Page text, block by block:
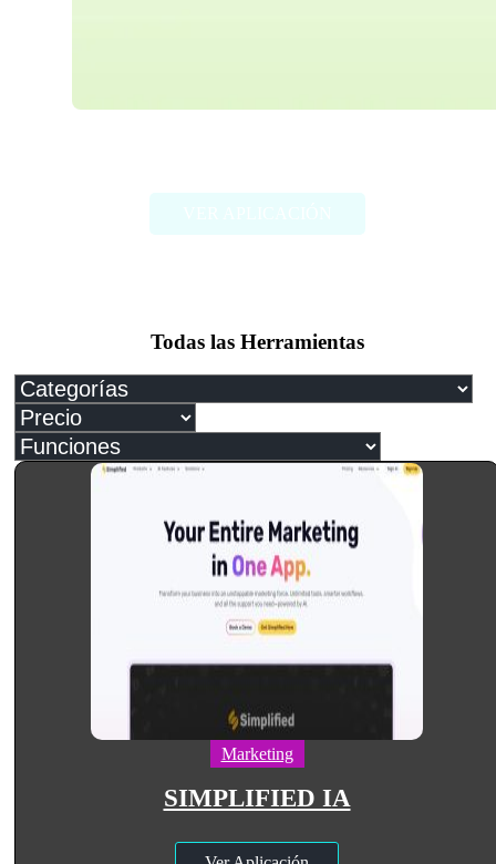
Todas las Herramientas
Marketing
SIMPLIFIED IA